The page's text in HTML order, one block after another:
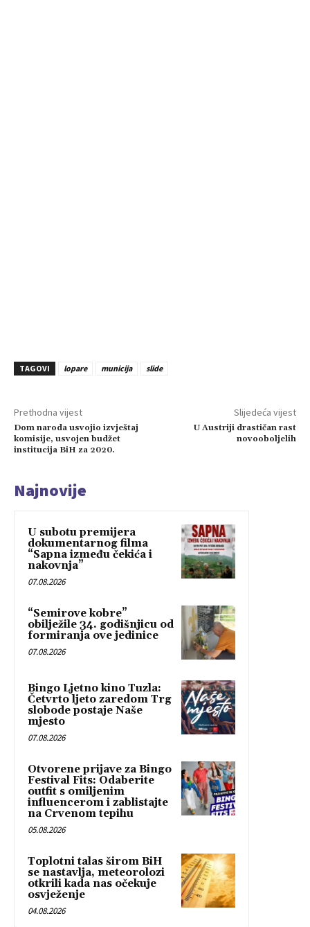
TAGOVI lopare municija slide
Prethodna vijest
Dom naroda usvojio izvještaj
komisije, usvojen budžet
institucija BiH za 2020.
Slijedeća vijest
U Austriji drastičan rast
novooboljelih
Najnovije
U subotu premijera
dokumentarnog filma
“Sapna između čekića i
nakovnja”
07.08.2026
“Semirove kobre”
obilježile 34. godišnjicu od
formiranja ove jedinice
07.08.2026
Bingo Ljetno kino Tuzla:
Četvrto ljeto zaredom Trg
slobode postaje Naše
mjesto
07.08.2026
Otvorene prijave za Bingo
Festival Fits: Odaberite
outfit s omiljenim
influencerom i zablistajte
na Crvenom tepihu
05.08.2026
Toplotni talas širom BiH
se nastavlja, meteorolozi
otkrili kada nas očekuje
osvježenje
04.08.2026